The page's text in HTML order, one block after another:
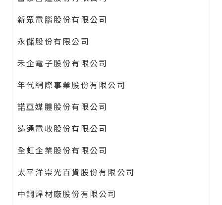
新眾電腦股份有限公司
永儲股份有限公司
禾企電子股份有限公司
年代網際事業股份有限公司
諾亞媒體股份有限公司
遠通電收股份有限公司
全虹企業股份有限公司
太平洋崇光百貨股份有限公司
中鋼焊材廠股份有限公司